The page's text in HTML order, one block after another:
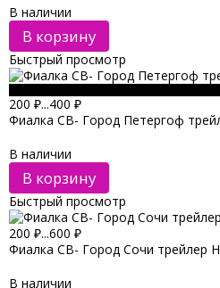
В наличии
В корзину
Быстрый просмотр
200 ₽...400 ₽
Фиалка СВ- Город Петергоф
В наличии
В корзину
Быстрый просмотр
200 ₽...600 ₽
Фиалка СВ- Город Сочи трейлер
В наличии